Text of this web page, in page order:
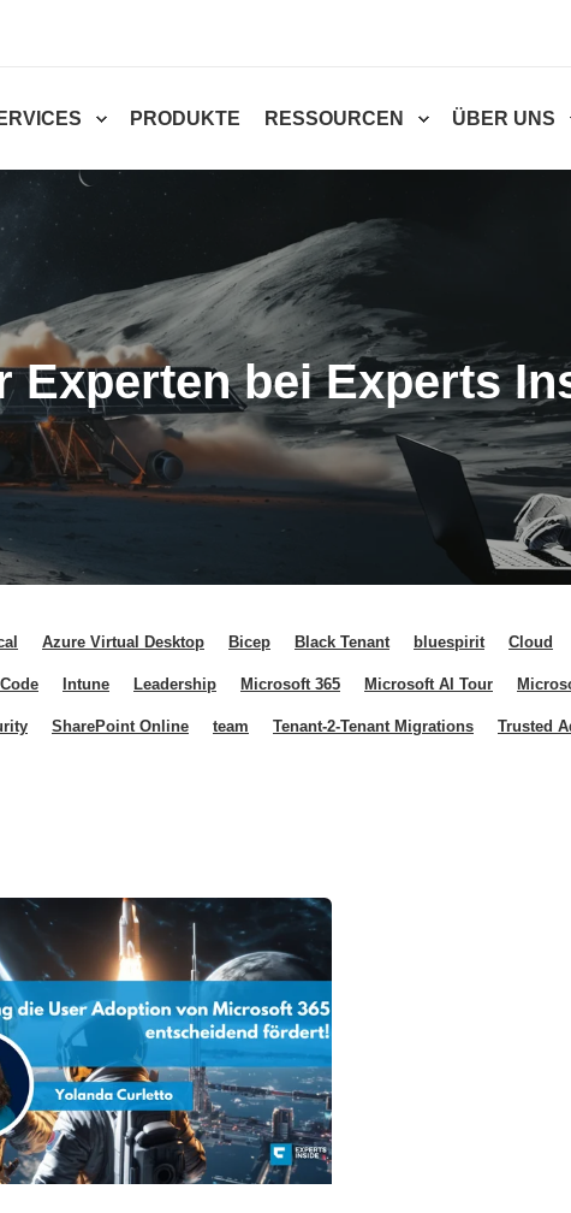
PRODUKTE RESSOURCEN ÜBER UNS
Experten bei Experts
Azure Virtual Desktop Bicep Black Tenant bluespirit Cloud
Intune Leadership Microsoft 365 Microsoft AI Tour
SharePoint Online team Tenant-2-Tenant Migrations Trusted